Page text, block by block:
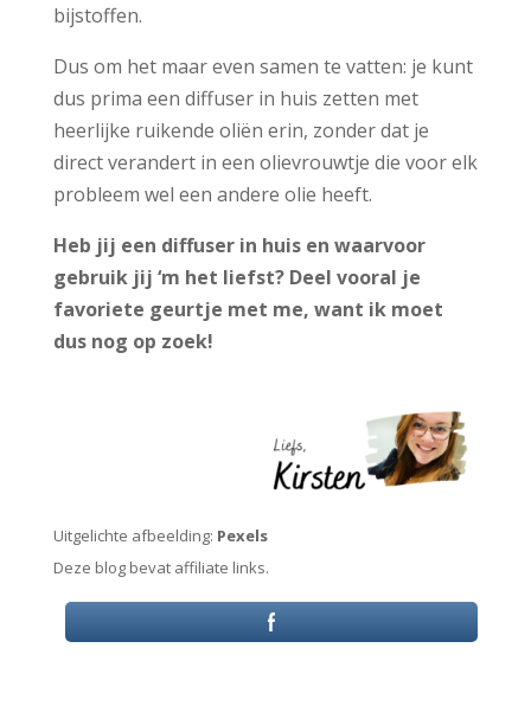
bijstoffen.
Dus om het maar even samen te vatten: je kunt
dus prima een diffuser in huis zetten met
heerlijke ruikende oliën erin, zonder dat je
direct verandert in een olievrouwtje die voor elk
probleem wel een andere olie heeft.
Heb jij een diffuser in huis en waarvoor
gebruik jij ‘m het liefst? Deel vooral je
favoriete geurtje met me, want ik moet
dus nog op zoek!
Uitgelichte afbeelding: Pexels
Deze blog bevat affiliate links.